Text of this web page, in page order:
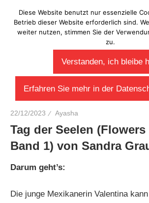
Inhalt
springen
22/12/2023 Ayasha
Tag der Seelen
Band 1) von Sandra
Darum geht’s:
Die junge Mexikanerin Valentina
Diese Website benutzt nur essenzielle
Betrieb dieser Website erforderlich sind.
weiter nutzen, stimmen Sie der
zu.
Verstanden, ich bleibe
Erfahren Sie mehr in der